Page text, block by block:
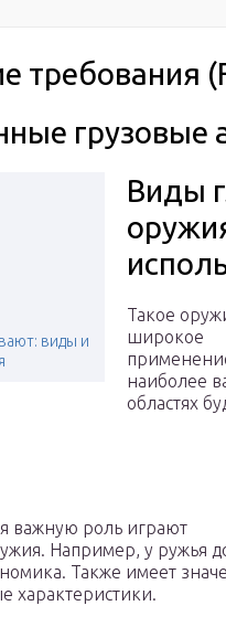
требования
грузовые
виды и
Виды
Такое
широкое
наиболее
областях
важную роль играют
Например, у ружья
Также имеет
характеристики.